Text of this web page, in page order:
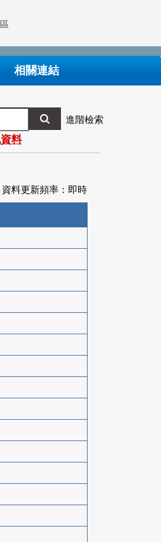
相關連結
進階檢索
料
資料更新頻率：即時